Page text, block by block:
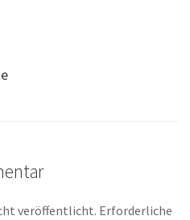
veröffentlicht. Erforderliche